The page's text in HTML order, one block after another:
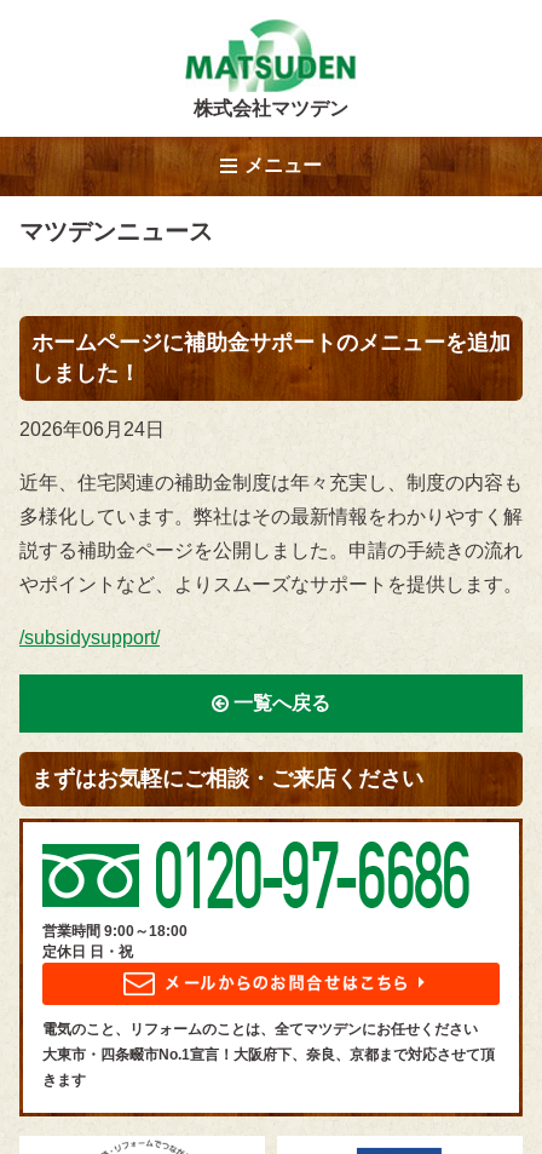
株式会社マツデン
メニュー
マツデンニュース
ホームページに補助金サポートのメニューを追加
しました！
2026年06月24日
近年、住宅関連の補助金制度は年々充実し、制度の内容も
多様化しています。弊社はその最新情報をわかりやすく解
説する補助金ページを公開しました。申請の手続きの流れ
やポイントなど、よりスムーズなサポートを提供します。
/subsidysupport/
一覧へ戻る
まずはお気軽にご相談・ご来店ください
営業時間 9:00～18:00
定休日 日・祝
電気のこと、リフォームのことは、全てマツデンにお任せください
大東市・四条畷市No.1宣言！大阪府下、奈良、京都まで対応させて頂
きます